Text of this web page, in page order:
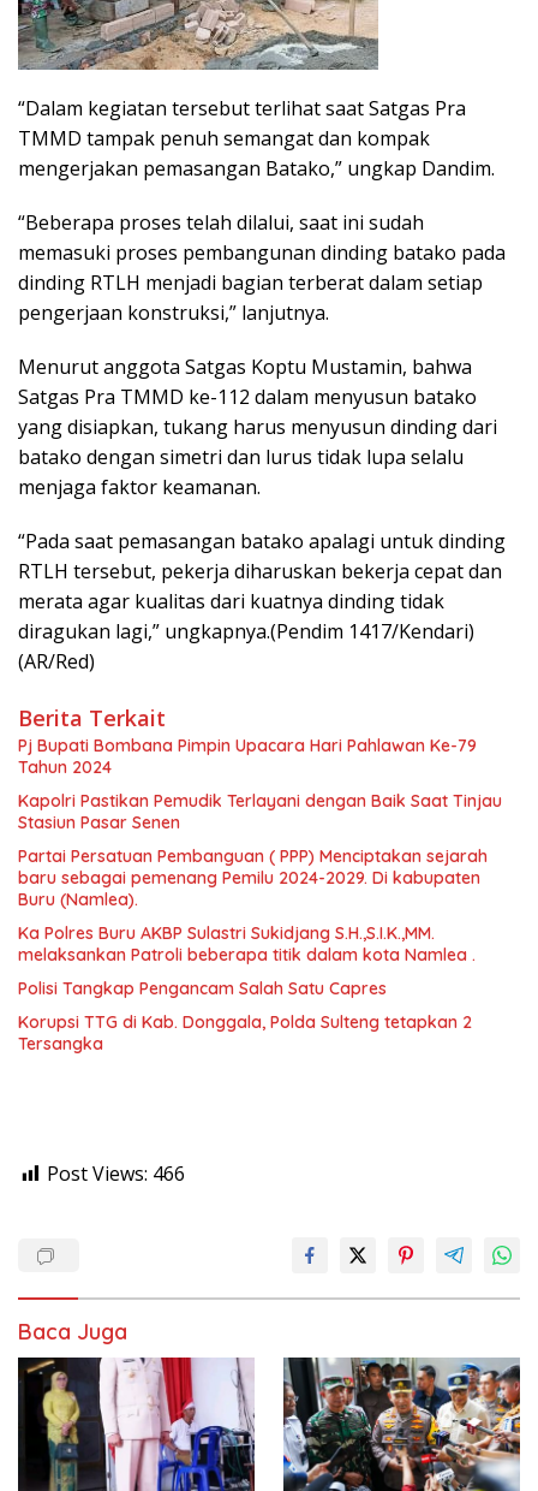
“Dalam kegiatan tersebut terlihat saat Satgas Pra
TMMD tampak penuh semangat dan kompak
mengerjakan pemasangan Batako,” ungkap Dandim.
“Beberapa proses telah dilalui, saat ini sudah
memasuki proses pembangunan dinding batako pada
dinding RTLH menjadi bagian terberat dalam setiap
pengerjaan konstruksi,” lanjutnya.
Menurut anggota Satgas Koptu Mustamin, bahwa
Satgas Pra TMMD ke-112 dalam menyusun batako
yang disiapkan, tukang harus menyusun dinding dari
batako dengan simetri dan lurus tidak lupa selalu
menjaga faktor keamanan.
“Pada saat pemasangan batako apalagi untuk dinding
RTLH tersebut, pekerja diharuskan bekerja cepat dan
merata agar kualitas dari kuatnya dinding tidak
diragukan lagi,” ungkapnya.(Pendim 1417/Kendari)
(AR/Red)
Berita Terkait
Pj Bupati Bombana Pimpin Upacara Hari Pahlawan Ke-79
Tahun 2024
Kapolri Pastikan Pemudik Terlayani dengan Baik Saat Tinjau
Stasiun Pasar Senen
Partai Persatuan Pembanguan ( PPP) Menciptakan sejarah
baru sebagai pemenang Pemilu 2024-2029. Di kabupaten
Buru (Namlea).
Ka Polres Buru AKBP Sulastri Sukidjang S.H.,S.I.K.,MM.
melaksankan Patroli beberapa titik dalam kota Namlea .
Polisi Tangkap Pengancam Salah Satu Capres
Korupsi TTG di Kab. Donggala, Polda Sulteng tetapkan 2
Tersangka
Post Views: 466
Baca Juga